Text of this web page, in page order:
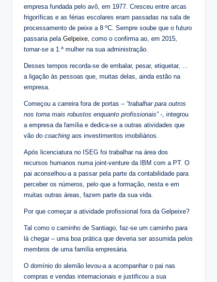
empresa fundada pelo avô, em 1977. Cresceu entre arcas
frigoríficas e as férias escolares eram passadas na sala de
processamento de peixe a 8 ºC. Sempre soube que o futuro
passaria pela Gelpeixe , como o confirma ao, em 2015,
tornar-se a 1.ª mulher na sua administração.
Desses tempos recorda-se de embalar, pesar, etiquetar, …
a ligação às pessoas que, muitas delas, ainda estão na
empresa.
Começou a carreira fora de portas – “trabalhar para outros
nos torna mais robustos enquanto profissionais”-, integrou
a empresa da família e dedica-se a outras atividades que
vão do coaching aos investimentos imobiliários.
Após licenciatura no ISEG foi trabalhar na área dos
recursos humanos numa joint-venture da IBM com a PT. O
pai aconselhou-a a passar pela parte da contabilidade para
perceber os números, pelo que a formação, nesta e em
muitas outras áreas, fazem parte da sua vida.
Por que começar a atividade profissional fora da Gelpeixe?
Tal como o caminho de Santiago, faz-se um caminho para
lá chegar – uma boa prática que deveria ser assumida pelos
membros de uma família empresária.
O domínio do alemão levou-a a acompanhar o pai nas
compras e vendas internacionais e justificou a sua